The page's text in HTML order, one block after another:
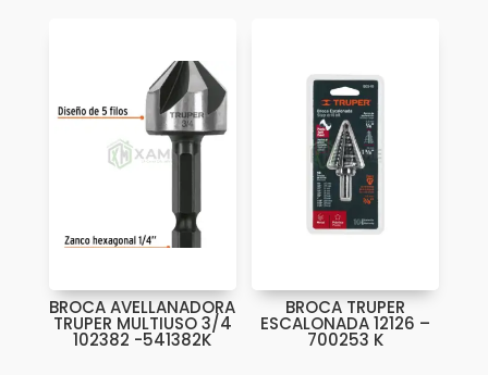
BROCA AVELLANADORA
TRUPER MULTIUSO 3/4
102382 -541382K
BROCA TRUPER
ESCALONADA 12126 –
700253 K